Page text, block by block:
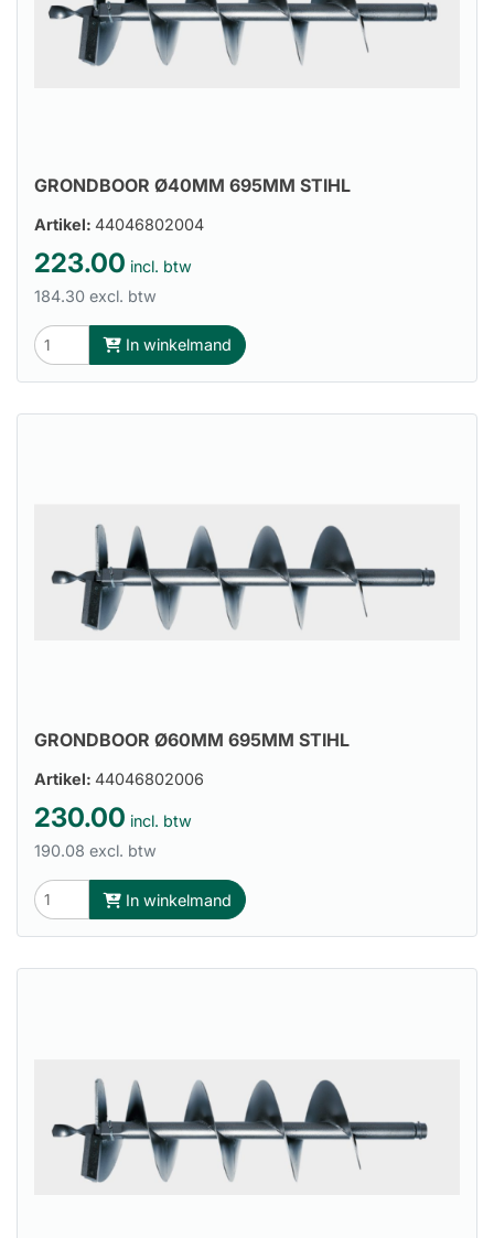
GRONDBOOR Ø40MM 695MM STIHL
Artikel: 44046802004
223.00 incl. btw
184.30 excl. btw
In winkelmand
GRONDBOOR Ø60MM 695MM STIHL
Artikel: 44046802006
230.00 incl. btw
190.08 excl. btw
In winkelmand